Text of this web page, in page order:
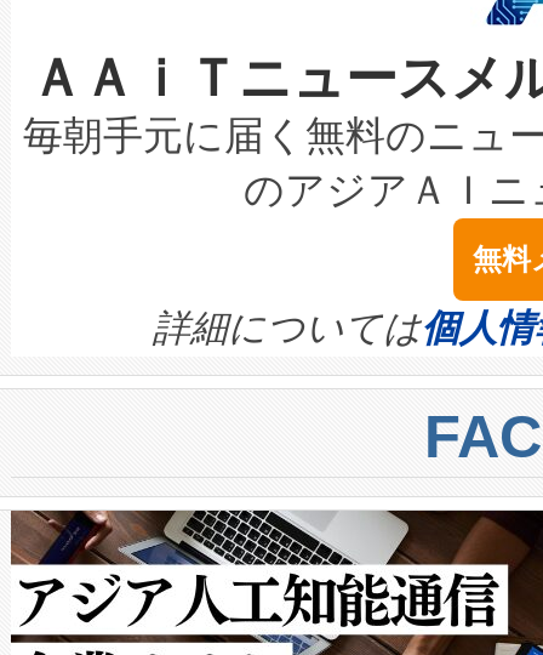
取得できる可能性もあります
設には、3億～4億ドルかか
最高経営責任者（CEO）であ
す。「当社のfully-connected
ームを利用すれば、6,000万
きます。この効率性は、フェ
限を超えて利用可能な電力容
持できるよう貢献します。こ
ービスレベル契約（SLA）違
テリー性能の劣化によるダウ
念は、現在データセンターが
ます。 Voltaiq provides a
quality and reliability for AI
BESS stack to ensure battery
centers. Voltaiqは、ai&のAI
からシステム統合、試運転、
クルの各段階のデータを監視
[…]
なレーザースポットにより、
な環境下でも豊かなディテー
キロメートル範囲を検出
LiDAR for Inspections,
は1535 nmレーザーを搭載。
イズの小径化を実現すること
す。ノーマルモードでは、
ートル先まで検出でき、これ
トに対して約600メートルに
では、反射率10％のターゲッ
で向上し、最大検知距離は
ットだけで最大1キロメート
ルの変電所周囲を監視でき、
ＡＡｉＴニュース
毎朝手元に届く無料のニュ
のアジアＡＩ
無料
詳細については個人